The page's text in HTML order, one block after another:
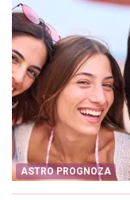
ASTRO PROGNOZA